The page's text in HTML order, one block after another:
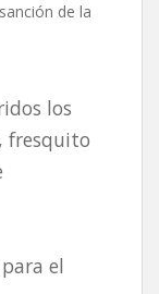
de la
los
fresquito
el